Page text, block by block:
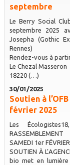
septembre
Le Berry Social
septembre 2025
Josepha (Gothic
Rennes)
Rendez-vous à
Le Chezal Masseron
18220 (…)
30/01/2025
Soutien à
février 2025
Les
RASSEMBLEMENT
SAMEDI 1er
SOUTIEN À
bio met en